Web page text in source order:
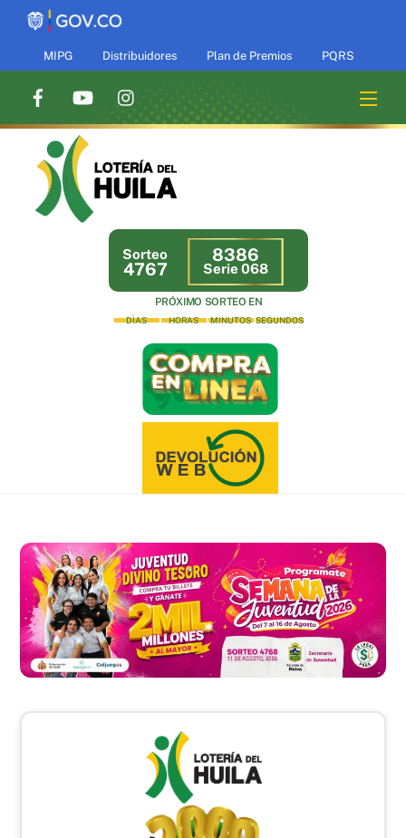
Skip
contentMIPG Distribuidores Plan de Premios PQRS
Sorteo
4767
8386
Serie 068
PRÓXIMO SORTEO EN
DÌAS HORAS MINUTOS SEGUNDOS